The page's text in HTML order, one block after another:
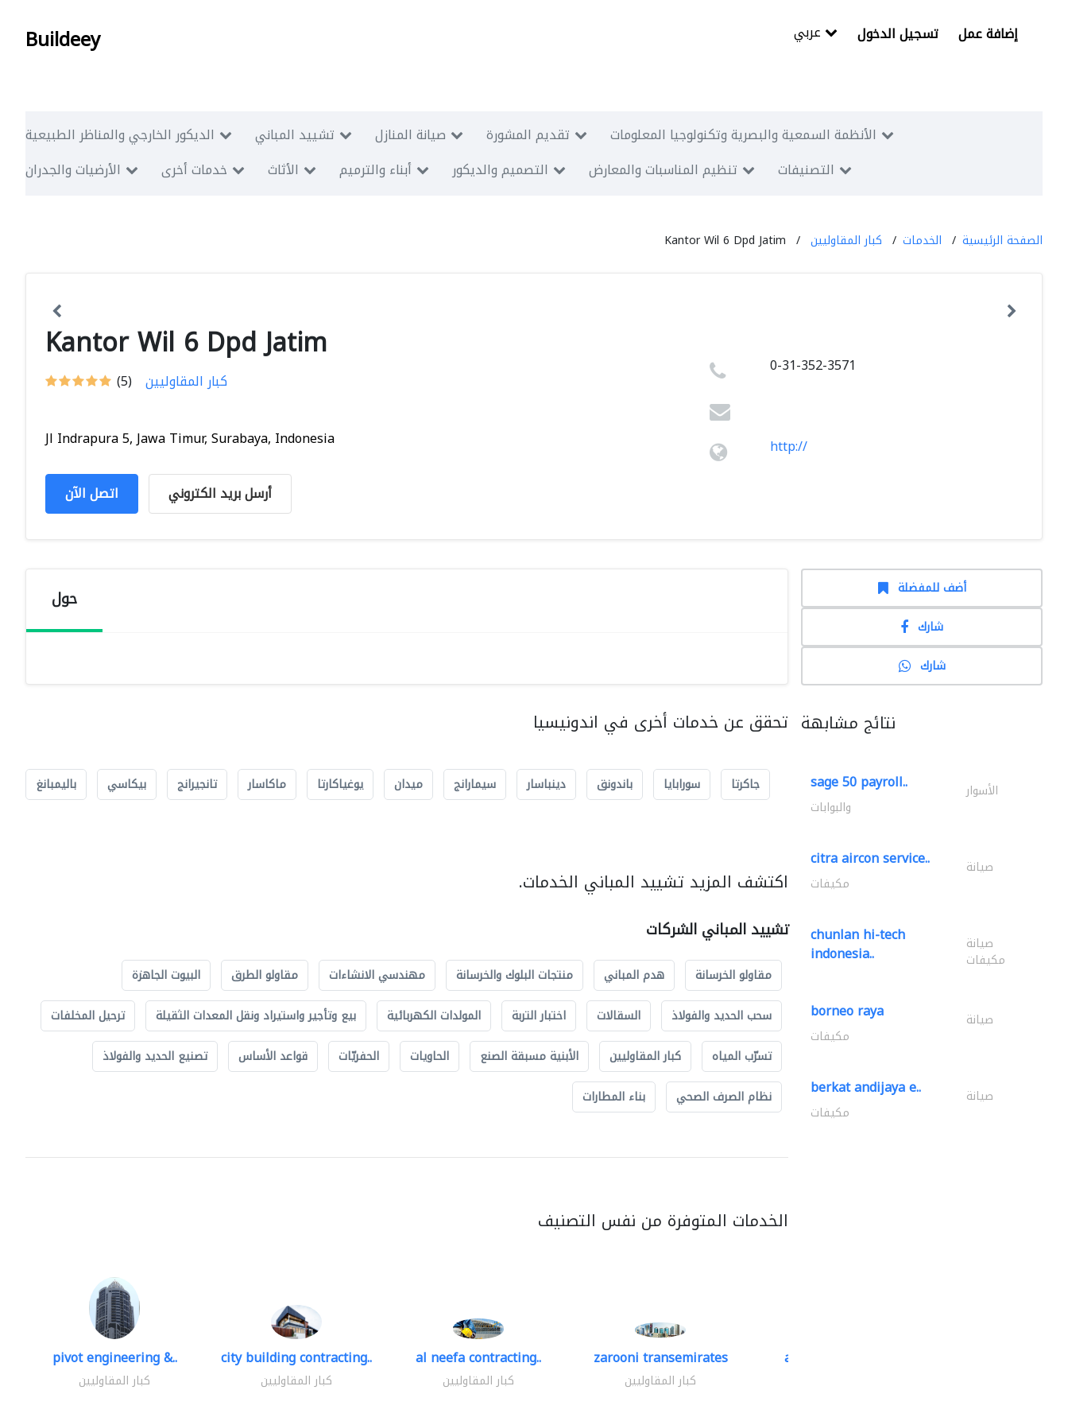
Buildeey تسجيل الدخول إضافة عمل
الديكور الخارجي والمناظر الطبيعية تشييد المباني صيانة المنازل تقديم المشورة
الأنظمة السمعية والبصرية وتكنولوجيا المعلومات
الأرضيات والجدران
خدمات أخرى الأثاث أبناء والترميم التصميم والديكور تنظيم المناسبات والمعارض التصنيفات
الصفحة الرئيسية الخدمات كبار المقاوليين Kantor Wil 6 Dpd Jatim
Kantor Wil 6 Dpd Jatim
(5) كبار المقاوليين
Jl Indrapura 5, Jawa Timur, Surabaya, Indonesia
اتصل الآن أرسل بريد الكتروني
0-31-352-3571
http://
حول
تحقق عن خدمات أخرى في اندونيسيا
جاكرتا سورابايا باندونق دينباسار سيمارانج ميدان يوغياكارتا ماكاسار تانجيرانج بيكاسي باليمبانغ
اكتشف المزيد تشييد المباني الخدمات.
تشييد المباني الشركات
مقاولو الخرسانة هدم المباني منتجات البلوك والخرسانة مهندسي الانشاءات مقاولو الطرق
البيوت الجاهزة
سحب الحديد والفولاذ
السقالات اختبار التربة المولدات الكهربائية بيع وتأجير واستيراد ونقل المعدات الثقيلة
ترحيل المخلفات
تسرّب المياه
كبار المقاوليين الأبنية مسبقة الصنع الحاويات الحفريّات قواعد الأساس
تصنيع الحديد والفولاذ
نظام الصرف الصحي
بناء المطارات
الخدمات المتوفرة من نفس التصنيف
pivot engineering &..
كبار المقاوليين
city building contracting..
كبار المقاوليين
al neefa contracting..
كبار المقاوليين
zarooni transemirates
كبار المقاوليين
accurate bldh cont..
أضف للمفضلة
شارك
شارك
نتائج مشابهة
sage 50 payroll.. الأسوار
والبوابات
citra aircon service.. صيانة
مكيفات
chunlan hi-tech
indonesia.. صيانة
مكيفات
borneo raya صيانة
مكيفات
berkat andijaya e.. صيانة
مكيفات